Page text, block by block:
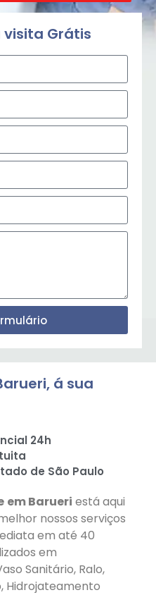
Grátis
á sua
24h
de São Paulo
em Barueri está aqui
nossos serviços
em até 40
em
Sanitário, Ralo,
Hidrojateamento